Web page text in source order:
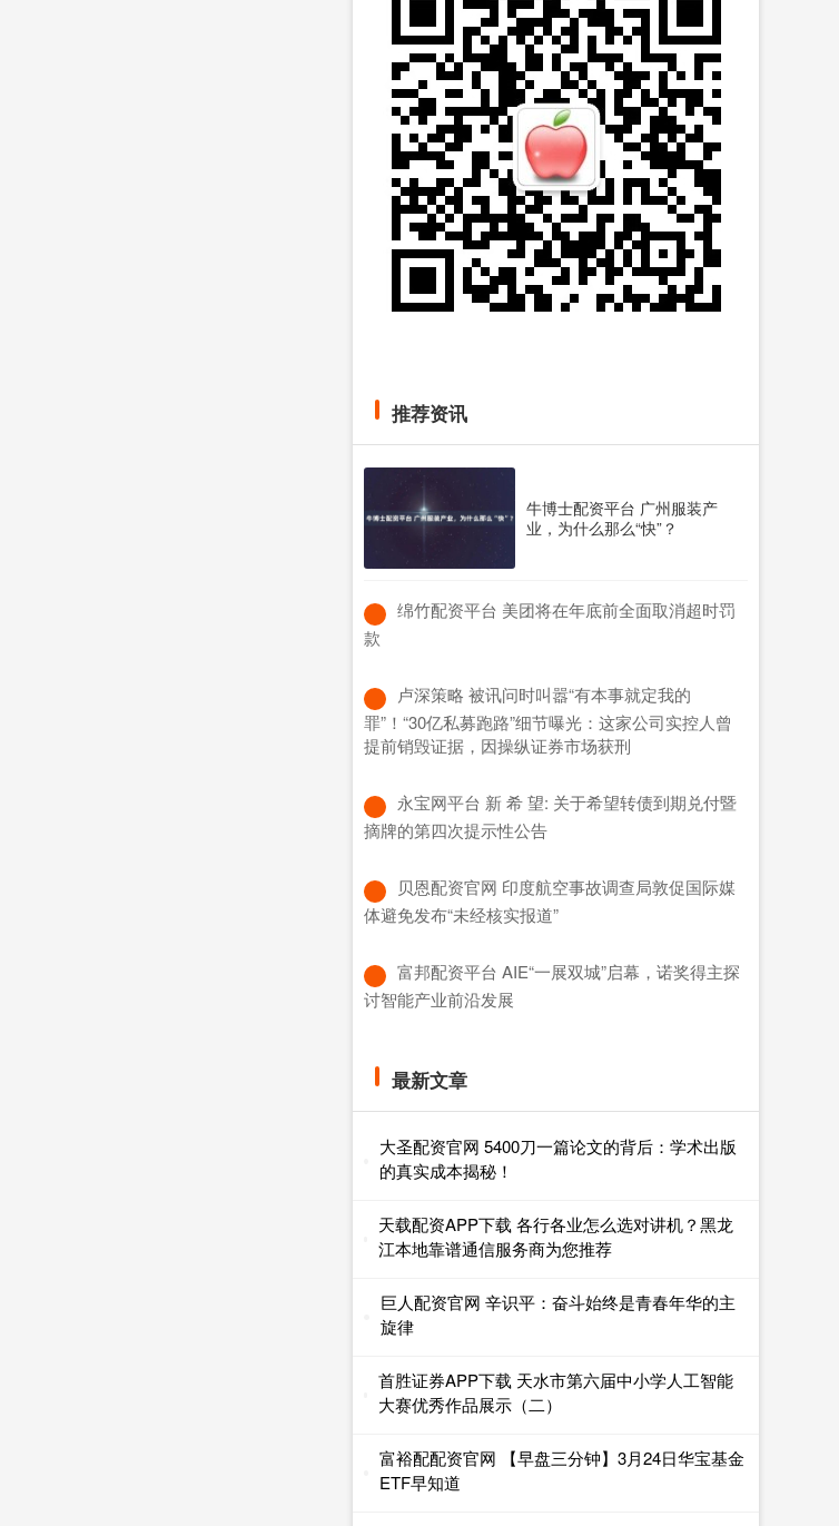
推荐资讯
牛博士配资平台 广州服装产
业，为什么那么“快”？
​绵竹配资平台 美团将在年底前全面取消超时罚
款
​卢深策略 被讯问时叫嚣“有本事就定我的
罪”！“30亿私募跑路”细节曝光：这家公司实控人曾
提前销毁证据，因操纵证券市场获刑
​永宝网平台 新 希 望: 关于希望转债到期兑付暨
摘牌的第四次提示性公告
​贝恩配资官网 印度航空事故调查局敦促国际媒
体避免发布“未经核实报道”
​富邦配资平台 AIE“一展双城”启幕，诺奖得主探
讨智能产业前沿发展
最新文章
大圣配资官网 5400刀一篇论文的背后：学术出版
的真实成本揭秘！
天载配资APP下载 各行各业怎么选对讲机？黑龙
江本地靠谱通信服务商为您推荐
巨人配资官网 辛识平：奋斗始终是青春年华的主
旋律
首胜证券APP下载 天水市第六届中小学人工智能
大赛优秀作品展示（二）
富裕配配资官网 【早盘三分钟】3月24日华宝基金
ETF早知道